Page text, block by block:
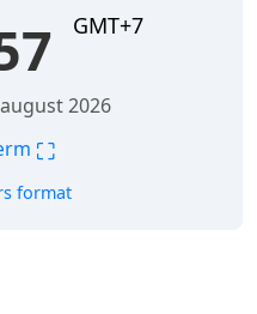
GMT+7
2026
⛶
format